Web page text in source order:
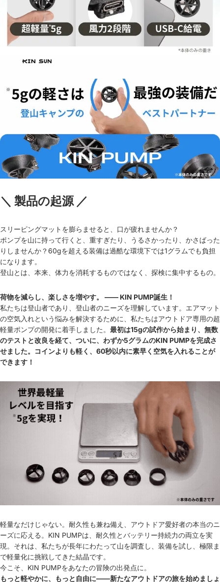
＼ 製品の起源 ／
スリーピングマットを膨らませると、口が疲れませんか？
ポンプを山に持って行くと、重すぎたり、うるさかったり、かさばった
りしませんか？60gを超える装備は過酷な環境下では1グラムでも負担
になります。
登山とは、本来、体力を消耗するものではなく、探検に集中するもの。
荷物を減らし、楽しさを増やす。 —— KIN PUMP誕生！
私たちは登山者であり、登山者のニーズを理解しています。エアマット
の空気入れという悩みを解決するために、私たちはアウトドア専用の超
軽量ポンプの開発に着手しました。 最初は15gの試作から始まり、無数
のテストと改良を経て、ついに、わずか5グラムのKIN PUMPを完成さ
せました。コインよりも軽く、60秒以内に素早く空気を入れることが
できます！
軽量なだけじゃない。耐久性も兼ね備え、アウトドア愛好者の本当のニ
ーズに応える。KIN PUMPは、耐久性とバッテリー持続力の両立を実
現。それは、私たちが長年にわたって山を調査し、装備を試し、極限ま
で軽量化に挑戦してきた結晶です。
今こそ、KIN PUMPをあなたの冒険の出発点に。
もっと軽やかに、もっと自由に――新たなアウトドアの旅を始めましょ